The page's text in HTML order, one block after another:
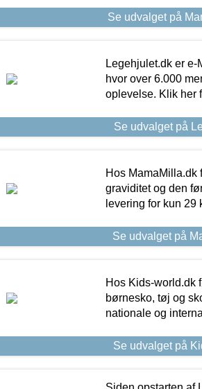
Se udvalget på
Legehjulet.dk er
hvor over 6.000
oplevelse. Klik her
Se udvalget på
Hos MamaMilla.dk
graviditet og den
levering for kun 29
Se udvalget på
Hos Kids-world.dk
børnesko, tøj og
nationale og
Se udvalget på